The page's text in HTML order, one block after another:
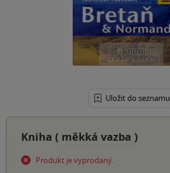
Uložit do seznamu
Kniha ( měkká vazba )
Produkt je vyprodaný.